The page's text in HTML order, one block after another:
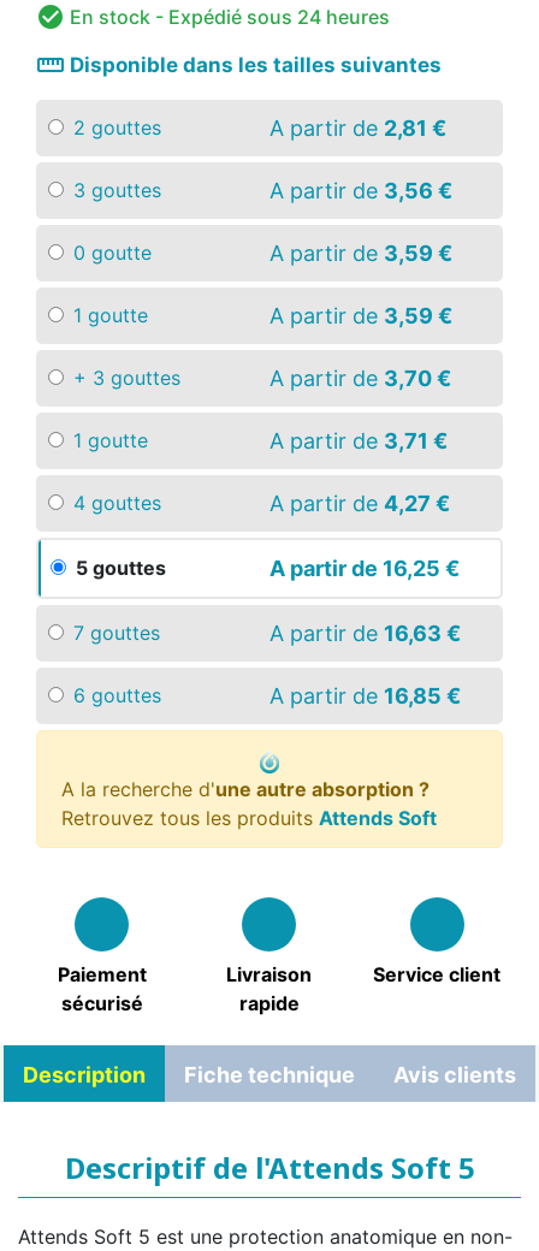
 En stock - Expédié sous 24 heures
straighten Disponible dans les tailles suivantes
2 gouttes A partir de 2,81 €
3 gouttes A partir de 3,56 €
0 goutte A partir de 3,59 €
1 goutte A partir de 3,59 €
+ 3 gouttes A partir de 3,70 €
1 goutte A partir de 3,71 €
4 gouttes A partir de 4,27 €
5 gouttes A partir de 16,25 €
7 gouttes A partir de 16,63 €
6 gouttes A partir de 16,85 €
A la recherche d'une autre absorption ?
Retrouvez tous les produits Attends Soft
Paiement
sécurisé
Livraison
rapide
Service client
Description Fiche technique Avis clients
Descriptif de l'Attends Soft 5
Attends Soft 5 est une protection anatomique en non-